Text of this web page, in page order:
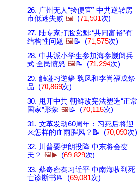
26. 广州无人“捡便宜” 中共逆转房
市低迷失败 🖼️ (71,901次)
27. 陆专家打脸党魁:“共同富裕”有
结构性问题 🖼️📝 (71,575次)
28. 中共派小学生参加海参崴阅兵
式 全民愤怒 🖼️📝 (71,294次)
29. 触碰习逆鳞 魏凤和李尚福成祭
品 (70,869次)
30. 甩开中共 朝鲜改宪法塑造“正常
国家”形象 🖼️📝 (70,115次)
31. 文革发动60周年：习死后将迎
来怎样的血雨腥风？📝 (70,090次)
32. 川普要伊朗投降 中东将会变
天？ 🖼️▶️ (69,829次)
33. 蔡奇密奏习近平 中南海收到死
亡诊断书📝 (69,081次)